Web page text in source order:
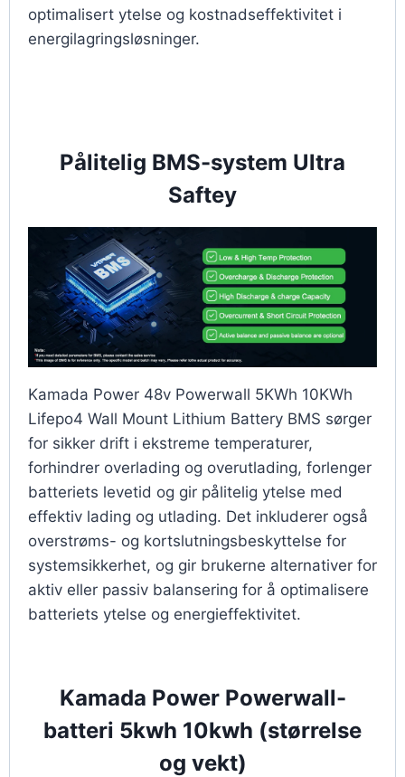
optimalisert ytelse og kostnadseffektivitet i
energilagringsløsninger.
Pålitelig BMS-system Ultra
Saftey
Kamada Power 48v Powerwall 5KWh 10KWh
Lifepo4 Wall Mount Lithium Battery BMS sørger
for sikker drift i ekstreme temperaturer,
forhindrer overlading og overutlading, forlenger
batteriets levetid og gir pålitelig ytelse med
effektiv lading og utlading. Det inkluderer også
overstrøms- og kortslutningsbeskyttelse for
systemsikkerhet, og gir brukerne alternativer for
aktiv eller passiv balansering for å optimalisere
batteriets ytelse og energieffektivitet.
Kamada Power Powerwall-
batteri 5kwh 10kwh (størrelse
og vekt)